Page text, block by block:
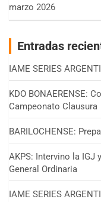
marzo 2026
Entradas
IAME SERIES
KDO BONAERENSE:
Campeonato Clausura
BARILOCHENSE:
AKPS: Intervino la
General Ordinaria
IAME SERIES